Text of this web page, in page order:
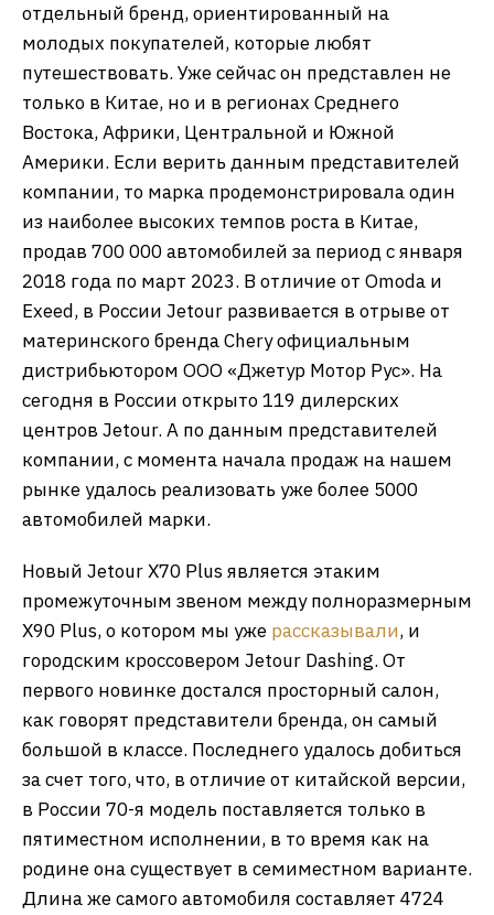
отдельный бренд, ориентированный на
молодых покупателей, которые любят
путешествовать. Уже сейчас он представлен не
только в Китае, но и в регионах Среднего
Востока, Африки, Центральной и Южной
Америки. Если верить данным представителей
компании, то марка продемонстрировала один
из наиболее высоких темпов роста в Китае,
продав 700 000 автомобилей за период с января
2018 года по март 2023. В отличие от Omoda и
Exeed, в России Jetour развивается в отрыве от
материнского бренда Chery официальным
дистрибьютором ООО «Джетур Мотор Рус». На
сегодня в России открыто 119 дилерских
центров Jetour. А по данным представителей
компании, с момента начала продаж на нашем
рынке удалось реализовать уже более 5000
автомобилей марки.
Новый Jetour X70 Plus является этаким
промежуточным звеном между полноразмерным
X90 Plus, о котором мы уже рассказывали, и
городским кроссовером Jetour Dashing. От
первого новинке достался просторный салон,
как говорят представители бренда, он самый
большой в классе. Последнего удалось добиться
за счет того, что, в отличие от китайской версии,
в России 70-я модель поставляется только в
пятиместном исполнении, в то время как на
родине она существует в семиместном варианте.
Длина же самого автомобиля составляет 4724